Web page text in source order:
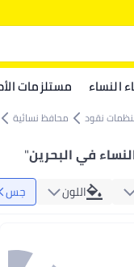
النساء مستلزمات
نقود محافظ نسائية
في البحرين"
اللون جس